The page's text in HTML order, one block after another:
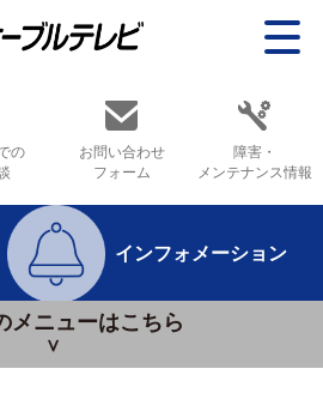
の
お問い合わせ
フォーム
障害・
メンテナンス情報
インフォメーション
メニューはこちら